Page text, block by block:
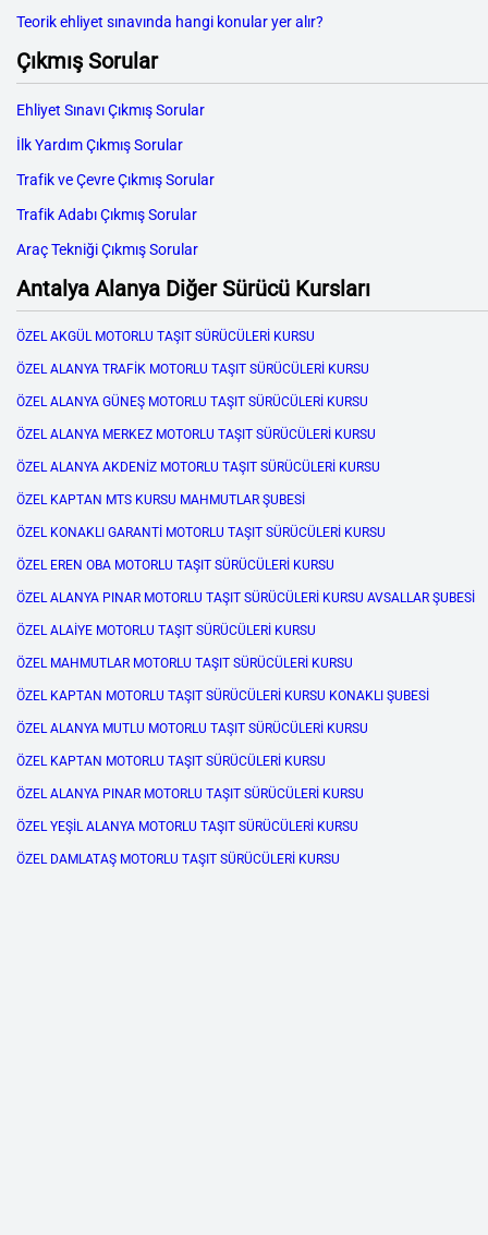
Teorik ehliyet sınavında hangi konular yer alır?
Çıkmış Sorular
Ehliyet Sınavı Çıkmış Sorular
İlk Yardım Çıkmış Sorular
Trafik ve Çevre Çıkmış Sorular
Trafik Adabı Çıkmış Sorular
Araç Tekniği Çıkmış Sorular
Antalya Alanya Diğer Sürücü Kursları
ÖZEL AKGÜL MOTORLU TAŞIT SÜRÜCÜLERİ KURSU
ÖZEL ALANYA TRAFİK MOTORLU TAŞIT SÜRÜCÜLERİ KURSU
ÖZEL ALANYA GÜNEŞ MOTORLU TAŞIT SÜRÜCÜLERİ KURSU
ÖZEL ALANYA MERKEZ MOTORLU TAŞIT SÜRÜCÜLERİ KURSU
ÖZEL ALANYA AKDENİZ MOTORLU TAŞIT SÜRÜCÜLERİ KURSU
ÖZEL KAPTAN MTS KURSU MAHMUTLAR ŞUBESİ
ÖZEL KONAKLI GARANTİ MOTORLU TAŞIT SÜRÜCÜLERİ KURSU
ÖZEL EREN OBA MOTORLU TAŞIT SÜRÜCÜLERİ KURSU
ÖZEL ALANYA PINAR MOTORLU TAŞIT SÜRÜCÜLERİ KURSU AVSALLAR ŞUBESİ
ÖZEL ALAİYE MOTORLU TAŞIT SÜRÜCÜLERİ KURSU
ÖZEL MAHMUTLAR MOTORLU TAŞIT SÜRÜCÜLERİ KURSU
ÖZEL KAPTAN MOTORLU TAŞIT SÜRÜCÜLERİ KURSU KONAKLI ŞUBESİ
ÖZEL ALANYA MUTLU MOTORLU TAŞIT SÜRÜCÜLERİ KURSU
ÖZEL KAPTAN MOTORLU TAŞIT SÜRÜCÜLERİ KURSU
ÖZEL ALANYA PINAR MOTORLU TAŞIT SÜRÜCÜLERİ KURSU
ÖZEL YEŞİL ALANYA MOTORLU TAŞIT SÜRÜCÜLERİ KURSU
ÖZEL DAMLATAŞ MOTORLU TAŞIT SÜRÜCÜLERİ KURSU